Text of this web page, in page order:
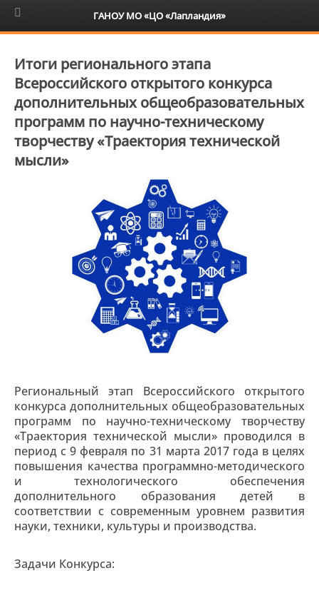
6+
Итоги регионального этапа
Всероссийского открытого конкурса
дополнительных общеобразовательных
программ по научно-техническому
творчеству «Траектория технической
мысли»
Региональный этап Всероссийского открытого
конкурса дополнительных общеобразовательных
программ по научно-техническому творчеству
«Траектория технической мысли» проводился в
период с 9 февраля по 31 марта 2017 года в целях
повышения качества программно-методического
и технологического обеспечения
дополнительного образования детей в
соответствии с современным уровнем развития
науки, техники, культуры и производства.
Задачи Конкурса:
ГАНОУ МО «ЦО «Лапландия»